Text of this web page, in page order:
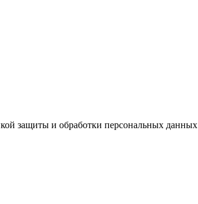
защиты и обработки персональных данных